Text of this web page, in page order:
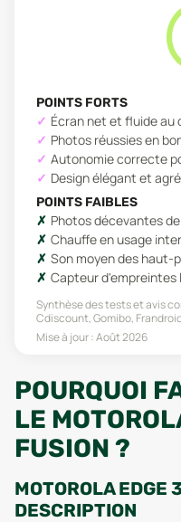
POINTS FORTS
Écran net et fluide au
Photos réussies en
Autonomie correcte
Design élégant et
POINTS FAIBLES
Photos décevantes
Chauffe en usage
Son moyen des haut-
Capteur d'empreintes
Synthèse des tests et avis
Cdiscount, Gomibo,
Mise à jour :Août 2026
POURQUOI
LE
FUSION ?
MOTOROLA EDGE
DESCRIPTION